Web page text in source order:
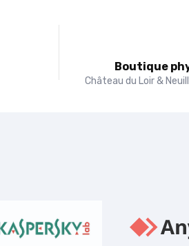
Boutique
Château du Loir &